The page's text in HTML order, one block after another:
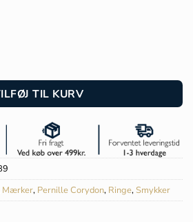
ring - r-315-s antal
TIL KURV
Mærker, Pernille Corydon, Ringe, Smykker